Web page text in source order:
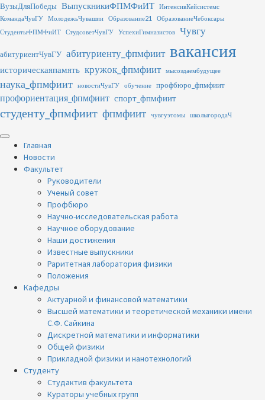
Перейти
к
содержимому
ВузыДляПобеды ВыпускникиФПМФиИТ
ИнтенсивКейсистемс
КомандаЧувГУ
МолодежьЧувашии Образование21
ОбразованиеЧебоксары
СтудентыФПМФиИТ
СтудсоветЧувГУ УспехиГимназистов Чувгу
абитуриентЧувГУ абитуриенту_фпмфиит вакансия
историческаяпамять кружок_фпмфиит мысоздаембудущее
наука_фпмфиит новостиЧувГУ обучение профбюро_фпмфиит
профориентация_фпмфиит спорт_фпмфиит
студенту_фпмфиит фпмфиит чувгуэтомы школыгородаЧ
Основное
меню
Главная
Новости
Факультет
Руководители
Ученый совет
Профбюро
Научно-исследовательская работа
Научное оборудование
Наши достижения
Известные выпускники
Раритетная лаборатория физики
Положения
Кафедры
Актуарной и финансовой математики
Высшей математики и теоретической механики имени
С.Ф. Сайкина
Дискретной математики и информатики
Общей физики
Прикладной физики и нанотехнологий
Студенту
Студактив факультета
Кураторы учебных групп